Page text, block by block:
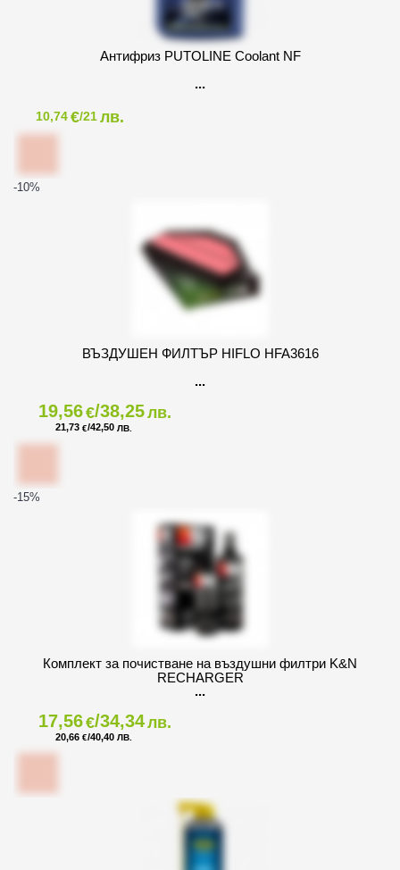
Антифриз PUTOLINE Coolant NF
10,74€/21лв.
-10%
ВЪЗДУШЕН ФИЛТЪР HIFLO HFA3616
19,56€/38,25лв.
21,73 €/42,50 ЛВ.
-15%
Комплект за почистване на въздушни филтри K&N
RECHARGER
17,56€/34,34лв.
20,66 €/40,40 ЛВ.